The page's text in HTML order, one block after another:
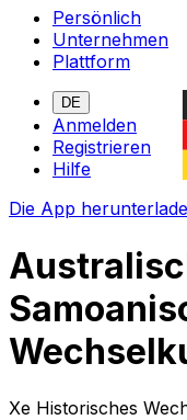
Persönlich
Unternehmen
Plattform
DE
Anmelden
Registrieren
Hilfe
Die App
Xe Historisches